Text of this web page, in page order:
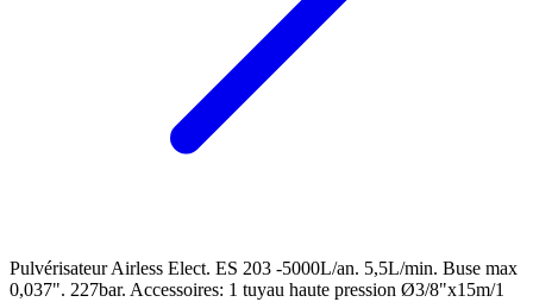
Pulvérisateur Airless Elect. ES 203 -5000L/an. 5,5L/min. Buse max
0,037". 227bar. Accessoires: 1 tuyau haute pression Ø3/8"x15m/1